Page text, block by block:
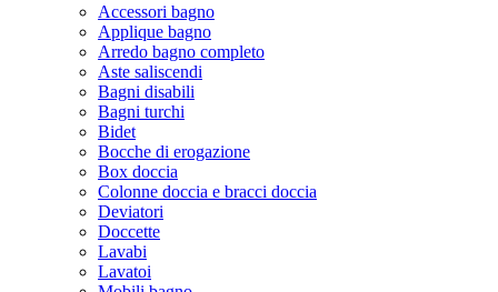
Accessori bagno
Applique bagno
Arredo bagno completo
Aste saliscendi
Bagni disabili
Bagni turchi
Bidet
Bocche di erogazione
Box doccia
Colonne doccia e bracci doccia
Deviatori
Doccette
Lavabi
Lavatoi